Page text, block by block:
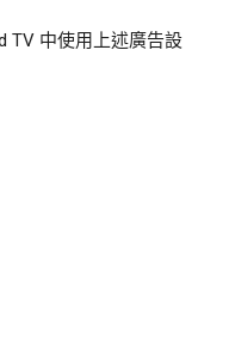
TV 中使用上述廣告設